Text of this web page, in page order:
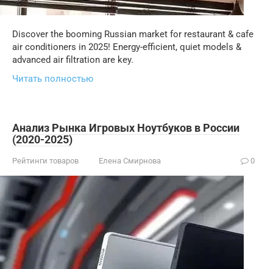
Discover the booming Russian market for restaurant & cafe
air conditioners in 2025! Energy-efficient, quiet models &
advanced air filtration are key.
Читать полностью
Анализ Рынка Игровых Ноутбуков в России
(2020-2025)
Рейтинги товаров Елена Смирнова 0